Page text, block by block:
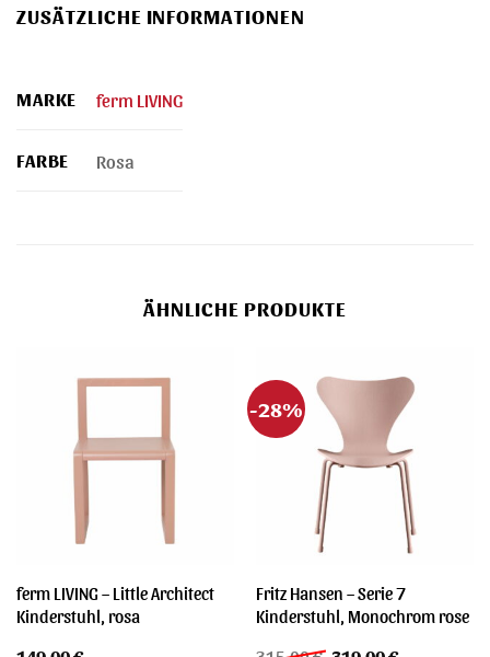
ZUSÄTZLICHE INFORMATIONEN
MARKE ferm LIVING
FARBE Rosa
ÄHNLICHE PRODUKTE
ferm LIVING – Little Architect
Kinderstuhl, rosa
-28%
Fritz Hansen – Serie 7
Kinderstuhl, Monochrom rose